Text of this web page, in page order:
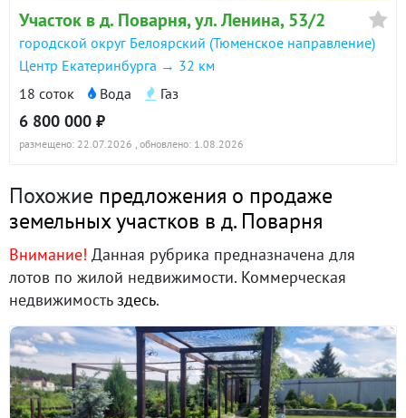
Показываем по договоренности
ID объекта в нашей базе: 863
д. Поварня, ул. Ленина, 53/2 (городской округ
Белоярский) · 0.00 м² · уч. 18
24 мая 2026
88 дн.
в продаже
Участок в д. Поварня, ул. Ленина, 53/2
городской округ Белоярский (Тюменское направление)
Центр Екатеринбурга → 32 км
18 соток
Вода Газ
6 800 000 ₽
размещено: 22.07.2026 , обновлено: 1.08.2026
Похожие предложения о продаже
земельных участков в д. Поварня
Внимание! Данная рубрика предназначена для
лотов по жилой недвижимости. Коммерческая
недвижимостьздесь.